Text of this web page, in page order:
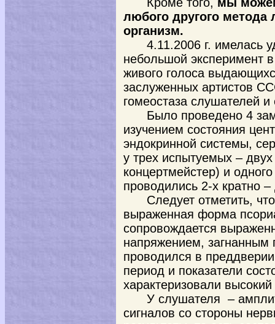
любого другого метода
организм.
4.11.2006 г. имелась
небольшой эксперимент
живого голоса
заслуженных артистов
гомеостаза слушателей
Было проведено 4
изучением состояния
эндокринной системы,
у трех испытуемых –
концертмейстер) и
проводились 2-х кратно
Следует отметить,
выраженная форма
сопровождается
напряжением, загнанным
проводился в
период и показатели
характеризовали
У слушателя –
сигналов со стороны